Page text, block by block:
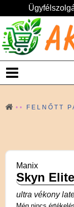
FELNŐTT
Manix
Skyn Elite
ultra vékony